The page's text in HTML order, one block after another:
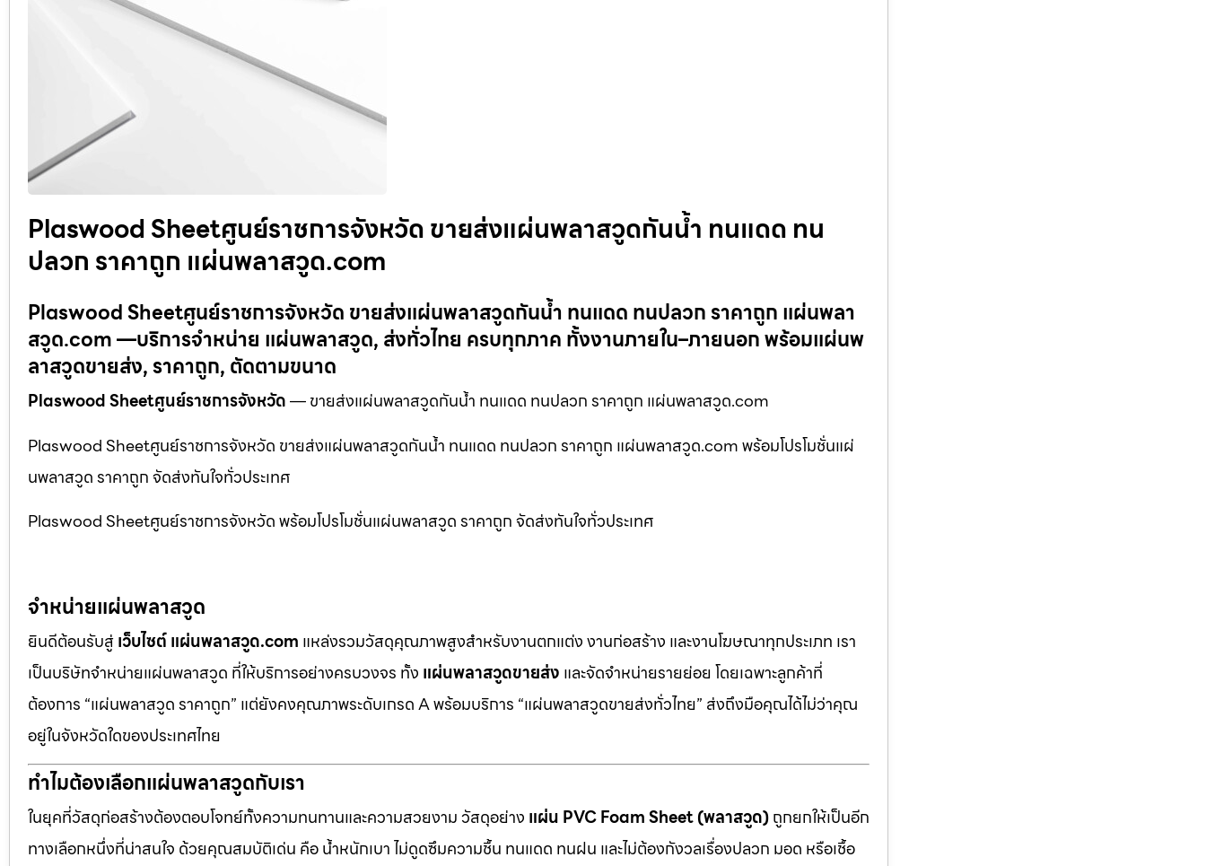
Plaswood Sheetศูนย์ราชการจังหวัด ขายส่งแผ่นพลาสวูดกันน้ำ ทนแดด ทน
ปลวก ราคาถูก แผ่นพลาสวูด.com
Plaswood Sheetศูนย์ราชการจังหวัด ขายส่งแผ่นพลาสวูดกันน้ำ ทนแดด ทนปลวก ราคาถูก แผ่นพลา
สวูด.com —บริการจำหน่าย แผ่นพลาสวูด, ส่งทั่วไทย ครบทุกภาค ทั้งงานภายใน–ภายนอก พร้อมแผ่นพ
ลาสวูดขายส่ง, ราคาถูก, ตัดตามขนาด
Plaswood Sheetศูนย์ราชการจังหวัด— ขายส่งแผ่นพลาสวูดกันน้ำ ทนแดด ทนปลวก ราคาถูก แผ่นพลาสวูด.com
Plaswood Sheetศูนย์ราชการจังหวัด ขายส่งแผ่นพลาสวูดกันน้ำ ทนแดด ทนปลวก ราคาถูก แผ่นพลาสวูด.com พร้อมโปรโมชั่นแผ่
นพลาสวูด ราคาถูก จัดส่งทันใจทั่วประเทศ
Plaswood Sheetศูนย์ราชการจังหวัด พร้อมโปรโมชั่นแผ่นพลาสวูด ราคาถูก จัดส่งทันใจทั่วประเทศ
จำหน่ายแผ่นพลาสวูด
ยินดีต้อนรับสู่เว็บไซต์ แผ่นพลาสวูด.com แหล่งรวมวัสดุคุณภาพสูงสำหรับงานตกแต่ง งานก่อสร้าง และงานโฆษณาทุกประเภท เรา
เป็นบริษัทจำหน่ายแผ่นพลาสวูด ที่ให้บริการอย่างครบวงจร ทั้ง แผ่นพลาสวูดขายส่ง และจัดจำหน่ายรายย่อย โดยเฉพาะลูกค้าที่
ต้องการ “แผ่นพลาสวูด ราคาถูก” แต่ยังคงคุณภาพระดับเกรด A พร้อมบริการ “แผ่นพลาสวูดขายส่งทั่วไทย” ส่งถึงมือคุณได้ไม่ว่าคุณ
อยู่ในจังหวัดใดของประเทศไทย
ทำไมต้องเลือกแผ่นพลาสวูดกับเรา
ในยุคที่วัสดุก่อสร้างต้องตอบโจทย์ทั้งความทนทานและความสวยงาม วัสดุอย่าง แผ่น PVC Foam Sheet (พลาสวูด)ถูกยกให้เป็นอีก
ทางเลือกหนึ่งที่น่าสนใจ ด้วยคุณสมบัติเด่น คือ น้ำหนักเบา ไม่ดูดซึมความชื้น ทนแดด ทนฝน และไม่ต้องกังวลเรื่องปลวก มอด หรือเชื้อ